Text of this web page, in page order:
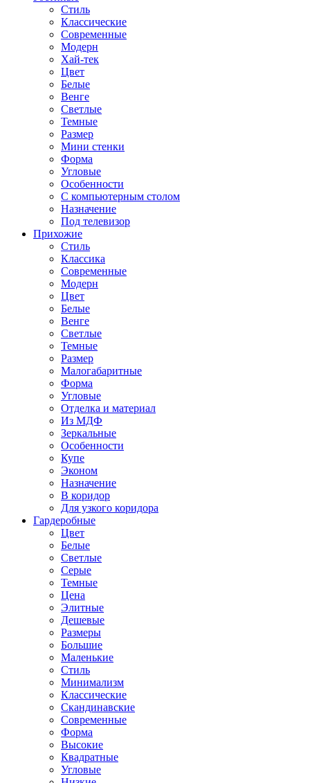
Стиль
Классические
Современные
Модерн
Хай-тек
Цвет
Белые
Венге
Светлые
Темные
Размер
Мини стенки
Форма
Угловые
Особенности
С компьютерным столом
Назначение
Под телевизор
Прихожие
Стиль
Классика
Современные
Модерн
Цвет
Белые
Венге
Светлые
Темные
Размер
Малогабаритные
Форма
Угловые
Отделка и материал
Из МДФ
Зеркальные
Особенности
Купе
Эконом
Назначение
В коридор
Для узкого коридора
Гардеробные
Цвет
Белые
Светлые
Серые
Темные
Цена
Элитные
Дешевые
Размеры
Большие
Маленькие
Стиль
Минимализм
Классические
Скандинавские
Современные
Форма
Высокие
Квадратные
Угловые